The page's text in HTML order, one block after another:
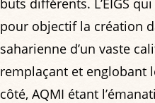
pour objectif la création
saharienne d’un vaste
remplaçant et englobant
côté, AQMI étant